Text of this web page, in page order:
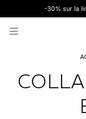
Petits prix :
Les jolies culottes
-30% sur la
Livraison